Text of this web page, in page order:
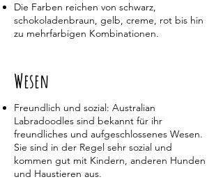
Die Farben reichen von schwarz,
schokoladenbraun, gelb, creme, rot bis hin
zu mehrfarbigen Kombinationen.
Wesen
Freundlich und sozial: Australian
Labradoodles sind bekannt für ihr
freundliches und aufgeschlossenes Wesen.
Sie sind in der Regel sehr sozial und
kommen gut mit Kindern, anderen Hunden
und Haustieren aus.